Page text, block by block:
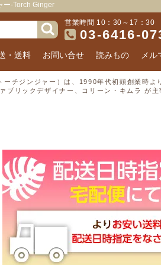
ー-Torch Ginger
営業時間 10：30～17：30
03-6416-
・送料 お問い合せ 読みもの メル
チジンジャー）は、1990年代初頭創業時よ
ブリックデザイナー、コリーン・キムラ が